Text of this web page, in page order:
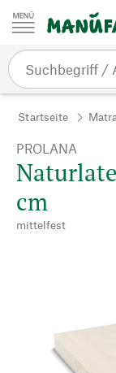
Zum Inhalt springen
Startseite
PROLANA
cm
mittelfest